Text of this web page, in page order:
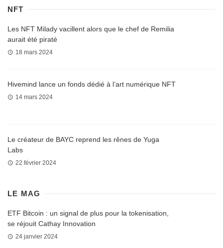
NFT
Les NFT Milady vacillent alors que le chef de Remilia
aurait été piraté
18 mars 2024
Hivemind lance un fonds dédié à l’art numérique NFT
14 mars 2024
Le créateur de BAYC reprend les rênes de Yuga
Labs
22 février 2024
LE MAG
ETF Bitcoin : un signal de plus pour la tokenisation,
se réjouit Cathay Innovation
24 janvier 2024